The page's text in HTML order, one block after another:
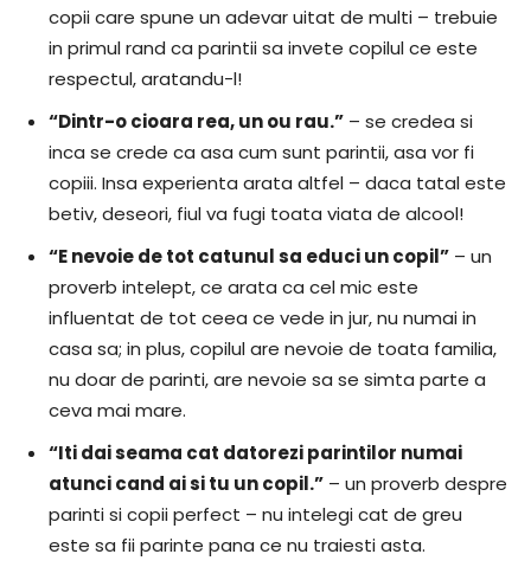
copii care spune un adevar uitat de multi – trebuie
in primul rand ca parintii sa invete copilul ce este
respectul, aratandu-l!
“Dintr-o cioara rea, un ou rau.” – se credea si
inca se crede ca asa cum sunt parintii, asa vor fi
copiii. Insa experienta arata altfel – daca tatal este
betiv, deseori, fiul va fugi toata viata de alcool!
“E nevoie de tot catunul sa educi un copil” – un
proverb intelept, ce arata ca cel mic este
influentat de tot ceea ce vede in jur, nu numai in
casa sa; in plus, copilul are nevoie de toata familia,
nu doar de parinti, are nevoie sa se simta parte a
ceva mai mare.
“Iti dai seama cat datorezi parintilor numai
atunci cand ai si tu un copil.” – un proverb despre
parinti si copii perfect – nu intelegi cat de greu
este sa fii parinte pana ce nu traiesti asta.